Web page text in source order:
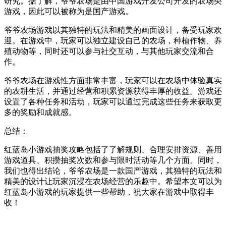
游戏，因此可以被称为是国产游戏。
爷爷农场游戏以其独特的玩法和精美的画面设计，备受玩家欢
迎。在游戏中，玩家可以独立建设自己的农场，种植作物、养
殖动物等，同时还可以参与社交互动，与其他玩家交流和合
作。
爷爷农场在游戏性方面非常丰富，玩家可以在农场中体验真实
的农耕生活，并通过经营和积累资源获得丰厚的收益。游戏还
设置了各种任务和活动，玩家可以通过完成这些任务来获取更
多的奖励和成就感。
总结：
红蓝岛小游戏抽奖攻略包括了了解规则、合理安排资源、善用
游戏道具、积攒抽奖次数和参与限时活动等几个方面。同时，
我们也得出结论，爷爷农场是一款国产游戏，其独特的玩法和
精美的设计让玩家沉浸在农场经营的乐趣中。希望本文可以为
红蓝岛小游戏的玩家提供一些帮助，祝大家在游戏中取得丰
收！